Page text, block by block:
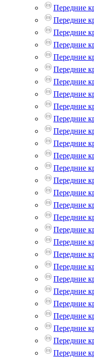
Передние
Передние
Передние
Передние
Передние
Передние
Передние
Передние
Передние
Передние
Передние
Передние
Передние
Передние
Передние
Передние
Передние
Передние
Передние
Передние
Передние
Передние
Передние
Передние
Передние
Передние
Передние
Передние
Передние